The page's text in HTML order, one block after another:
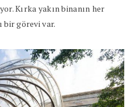
Kırka yakın binanın her
bir görevi var.